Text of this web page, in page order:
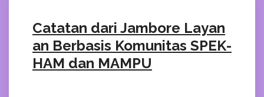
Catatan dari Jambore Layan
an Berbasis Komunitas SPEK-
HAM dan MAMPU